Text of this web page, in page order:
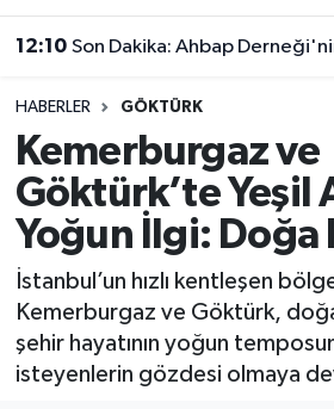
12:10 Son Dakika: Ahbap Derneği'nin
HABERLER GÖKTÜRK
Kemerburgaz ve
Göktürk’te Yeşil
Yoğun İlgi: Doğa
İstanbul’un hızlı kentleşen
Kemerburgaz ve Göktürk,
şehir hayatının yoğun
isteyenlerin gözdesi olmaya
DERGİ
DÜNYA
EĞİTİM
EKONOMİ
GÖKTÜRK
GÜNDEM
Süper Lig Puan Durumu ve
Tüm Manşetler
Son Dakika Haberleri
Haber Arşivi